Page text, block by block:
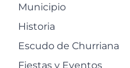
Municipio
Historia
Escudo de Churriana
Fiestas y Eventos